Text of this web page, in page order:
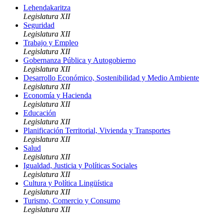
Lehendakaritza
Legislatura XII
Seguridad
Legislatura XII
Trabajo y Empleo
Legislatura XII
Gobernanza Pública y Autogobierno
Legislatura XII
Desarrollo Económico, Sostenibilidad y Medio Ambiente
Legislatura XII
Economía y Hacienda
Legislatura XII
Educación
Legislatura XII
Planificación Territorial, Vivienda y Transportes
Legislatura XII
Salud
Legislatura XII
Igualdad, Justicia y Políticas Sociales
Legislatura XII
Cultura y Política Lingüística
Legislatura XII
Turismo, Comercio y Consumo
Legislatura XII